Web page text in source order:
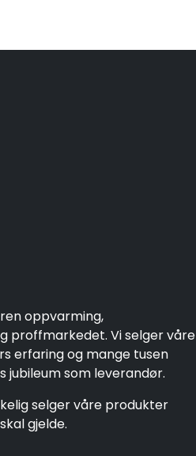
oppvarming,
proffmarkedet. Vi selger våre
erfaring og mange tusen
jubileum som leverandør.
selger våre produkter
gjelde.